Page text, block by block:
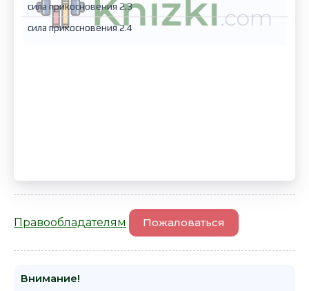
сила прикосновения 2.3
сила прикосновения 2.4
Правообладателям Пожаловаться
Внимание!